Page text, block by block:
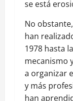
se está
No
han
1978 hasta
mecanismo
a organizar
y más
han